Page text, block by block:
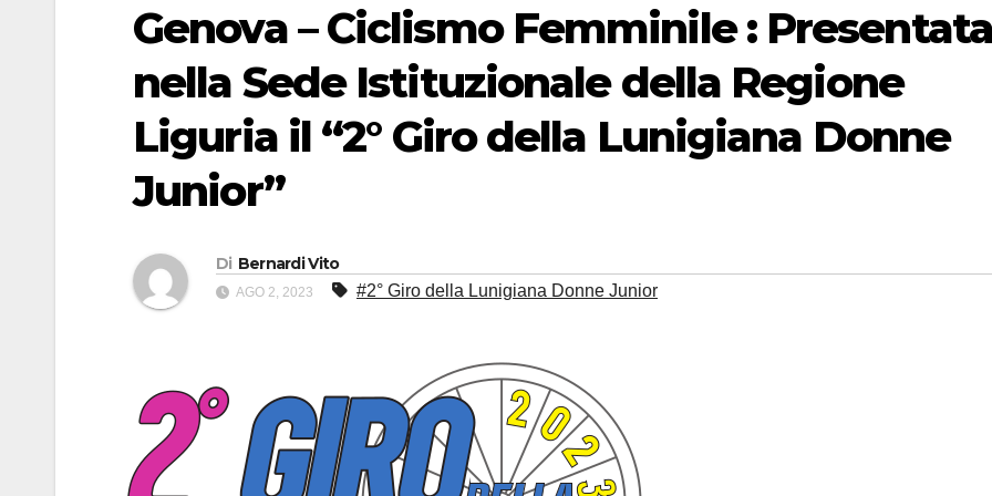
Genova – Ciclismo Femminile : Presentata
nella Sede Istituzionale della Regione
Liguria il “2° Giro della Lunigiana Donne
Junior”
Di Bernardi Vito
AGO 2, 2023 #2° Giro della Lunigiana Donne Junior